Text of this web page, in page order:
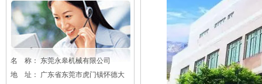
名 称： 东莞永皋机械有限公司
地 址： 广东省东莞市虎门镇怀德大